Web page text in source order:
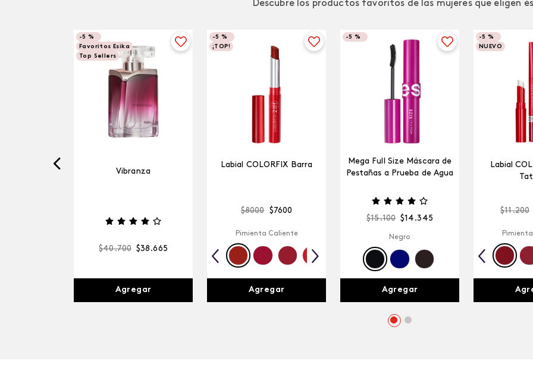
Descubre los productos favoritos de las mujeres que eligen
-5 %
Favoritos Esika
Top Sellers
Vibranza
$40.700 $38 .665
Agregar
-5 %
¡TOP!
Labial COLORFIX Barra
$8000 $7600
Pimienta Caliente
Agregar
-5 %
Mega Full Size Máscara de
Pestañas a Prueba de Agua
$15.100 $14 .345
Negro
Agregar
-5 %
NUEVO
Labial
$11.200